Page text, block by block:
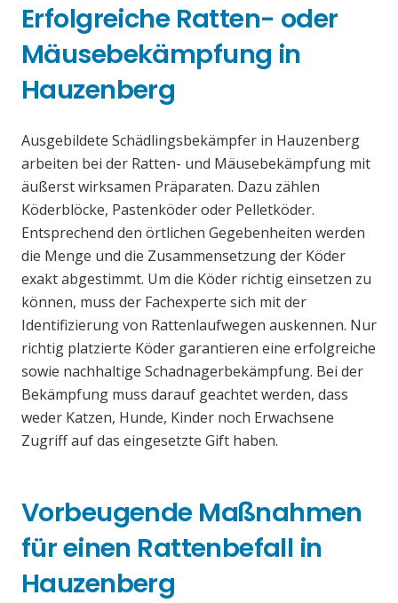
Erfolgreiche Ratten- oder
Mäusebekämpfung in
Hauzenberg
Ausgebildete Schädlingsbekämpfer in Hauzenberg
arbeiten bei der Ratten- und Mäusebekämpfung mit
äußerst wirksamen Präparaten. Dazu zählen
Köderblöcke, Pastenköder oder Pelletköder.
Entsprechend den örtlichen Gegebenheiten werden
die Menge und die Zusammensetzung der Köder
exakt abgestimmt. Um die Köder richtig einsetzen zu
können, muss der Fachexperte sich mit der
Identifizierung von Rattenlaufwegen auskennen. Nur
richtig platzierte Köder garantieren eine erfolgreiche
sowie nachhaltige Schadnagerbekämpfung. Bei der
Bekämpfung muss darauf geachtet werden, dass
weder Katzen, Hunde, Kinder noch Erwachsene
Zugriff auf das eingesetzte Gift haben.
Vorbeugende Maßnahmen
für einen Rattenbefall in
Hauzenberg